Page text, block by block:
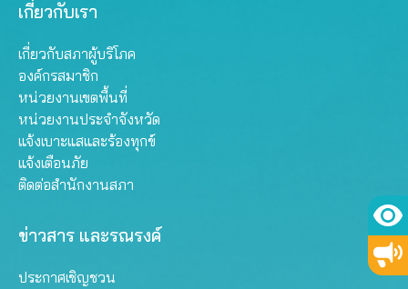
เกี่ยวกับเรา
เกี่ยวกับสภาผู้บริโภค
องค์กรสมาชิก
หน่วยงานเขตพื้นที่
หน่วยงานประจำจังหวัด
แจ้งเบาะแสและร้องทุกข์
แจ้งเตือนภัย
ติดต่อสำนักงานสภา
ข่าวสาร และรณรงค์
ประกาศเชิญชวน